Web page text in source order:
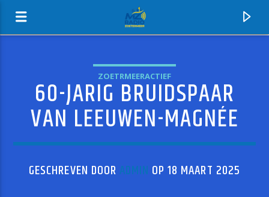
MZ-RADIO
ZOETRMEERACTIEF
60-JARIG BRUIDSPAAR
VAN LEEUWEN-MAGNÉE
GESCHREVEN DOOR ADMIN OP 18 MAART 2025